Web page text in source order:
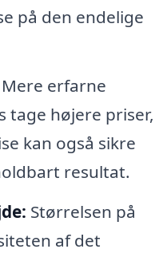
på den endelige
Mere erfarne
tage højere priser,
kan også sikre
resultat.
Størrelsen på
af det